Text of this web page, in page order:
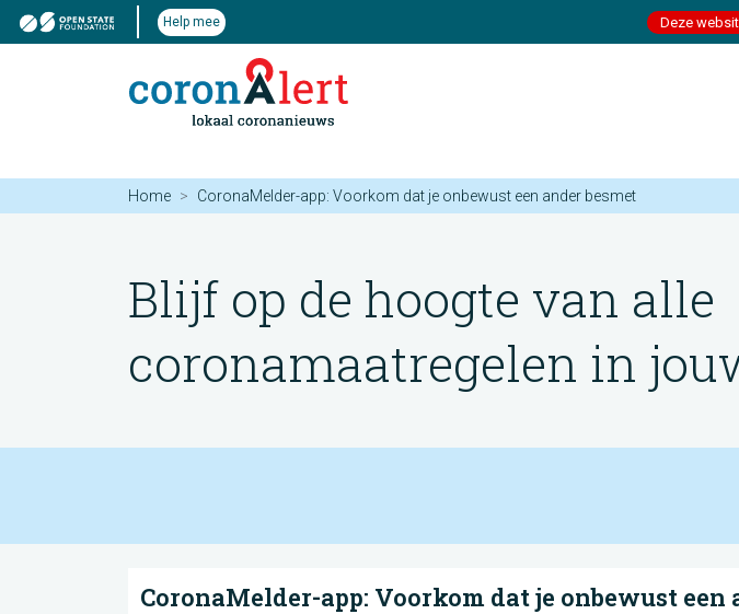
Help mee Deze
Home CoronaMelder-app: Voorkom dat je onbewust een ander besmet
Blijf op de hoogte van alle
coronamaatregelen in
CoronaMelder-app: Voorkom dat je onbewust een